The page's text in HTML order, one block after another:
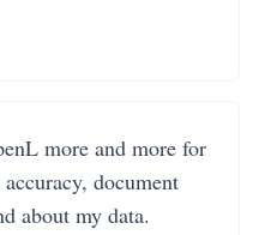
more and more for
document
about my data.